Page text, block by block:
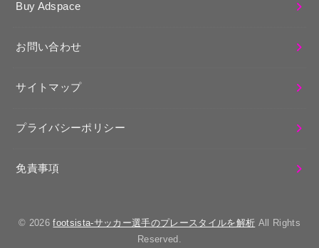
Buy Adspace
お問い合わせ
サイトマップ
プライバシーポリシー
免責事項
© 2026footsista-サッカー選手のプレースタイルを解析 All Rights
Reserved.